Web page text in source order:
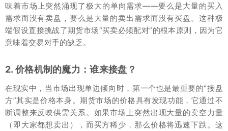
味着市场上突然涌现了极大的单向需求——要么是大量的买入
需求而没有卖盘，要么是大量的卖出需求而没有买盘。这种极
端假设直接挑战了期货市场“买卖必须配对”的根本原则，因为它
意味着交易对手的缺乏。
2. 价格机制的魔力：谁来接盘？
在现实中，当市场出现单边倾向时，第一个也是最重要的“接盘
方”其实是价格本身。期货市场的价格具有发现功能，它通过不
断调整来反映供需关系。如果市场上突然出现大量的卖空力量
（即大家都想卖出），而买方稀少，那么价格将迅速下跌。这